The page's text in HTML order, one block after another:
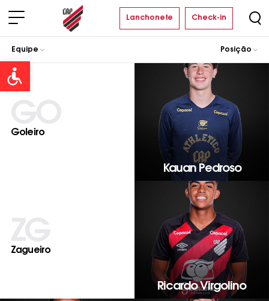
Open toolbar
Lanchonete Check-in
Equipe Posição
Goleiro
Kauan Pedroso
Zagueiro
Ricardo Virgolino